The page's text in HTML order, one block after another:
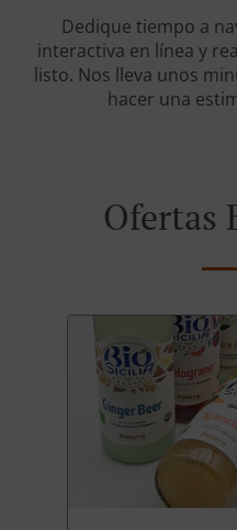
Dedique tiempo a
interactiva en línea y
listo. Nos lleva unos
hacer una
Ofertas